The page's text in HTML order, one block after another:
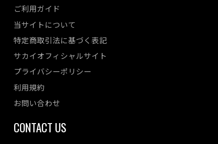
ご利用ガイド
当サイトについて
特定商取引法に基づく表記
サカイオフィシャルサイト
プライバシーポリシー
利用規約
お問い合わせ
CONTACT US